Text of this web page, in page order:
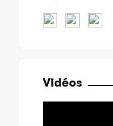
Vidéos